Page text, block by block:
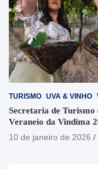
TURISMO UVA & VINHO
Secretaria de
Veraneio da Vindima
10 de janeiro de 2026